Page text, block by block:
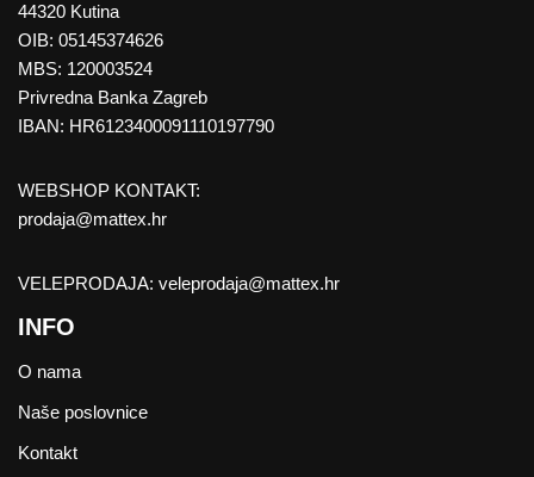
44320 Kutina
OIB: 05145374626
MBS: 120003524
Privredna Banka Zagreb
IBAN: HR6123400091110197790
WEBSHOP KONTAKT:
prodaja@mattex.hr
VELEPRODAJA: veleprodaja@mattex.hr
INFO
O nama
Naše poslovnice
Kontakt